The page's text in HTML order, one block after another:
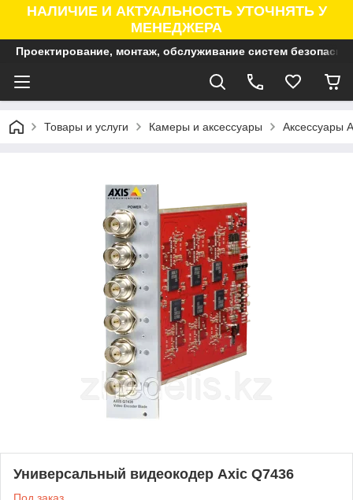
НАЛИЧИЕ И АКТУАЛЬНОСТЬ УТОЧНЯТЬ У
МЕНЕДЖЕРА
Проектирование, монтаж, обслуживание систем
Товары и услуги Камеры и аксессуары Аксессуары
Универсальный видеокодер Axic Q7436
Под заказ